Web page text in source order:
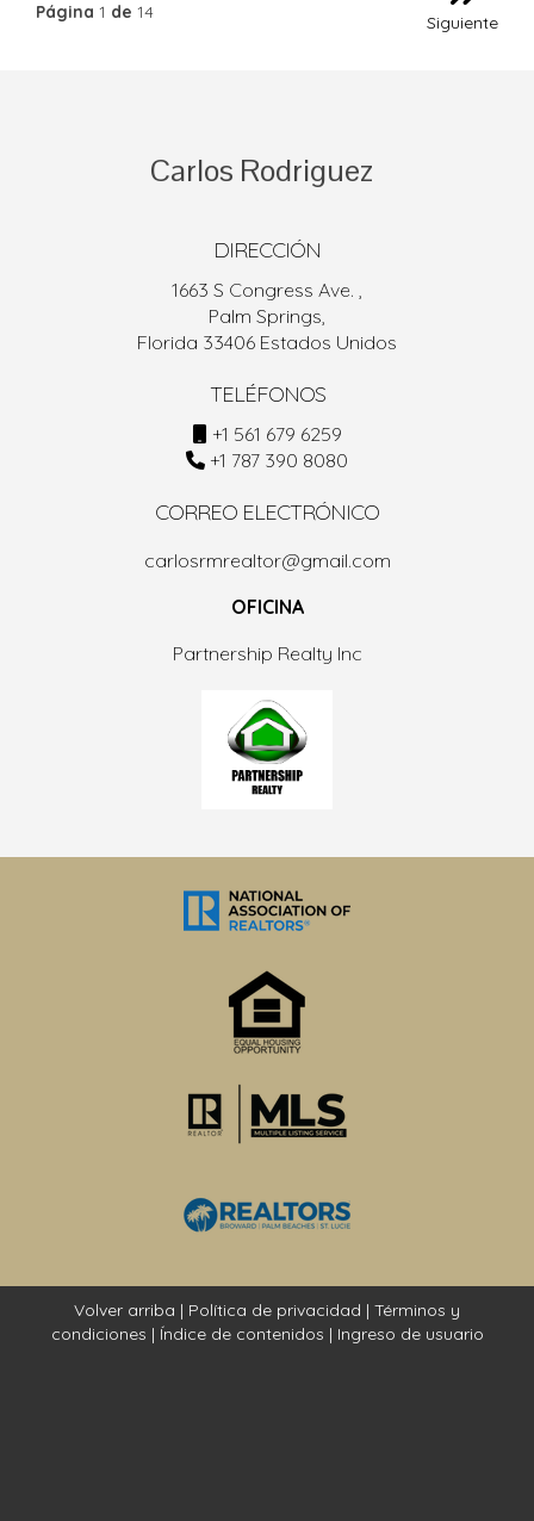
Siguiente
Página 1 de 14
Carlos Rodriguez
DIRECCIÓN
1663 S Congress Ave. ,
Palm Springs,
Florida 33406 Estados Unidos
TELÉFONOS
+1 561 679 6259
+1 787 390 8080
CORREO ELECTRÓNICO
carlosrmrealtor@gmail.com
OFICINA
Partnership Realty Inc
Volver arriba | Política de privacidad | Términos y
condiciones | Índice de contenidos | Ingreso de usuario